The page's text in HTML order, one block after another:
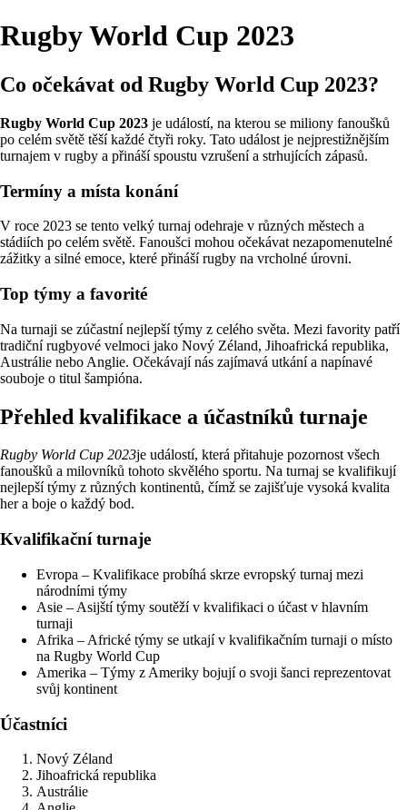
Rugby World Cup 2023
Co očekávat od Rugby World Cup 2023?
Rugby World Cup 2023 je událostí, na kterou se miliony fanoušků
po celém světě těší každé čtyři roky. Tato událost je nejprestižnějším
turnajem v rugby a přináší spoustu vzrušení a strhujících zápasů.
Termíny a místa konání
V roce 2023 se tento velký turnaj odehraje v různých městech a
stádiích po celém světě. Fanoušci mohou očekávat nezapomenutelné
zážitky a silné emoce, které přináší rugby na vrcholné úrovni.
Top týmy a favorité
Na turnaji se zúčastní nejlepší týmy z celého světa. Mezi favority patří
tradiční rugbyové velmoci jako Nový Zéland, Jihoafrická republika,
Austrálie nebo Anglie. Očekávají nás zajímavá utkání a napínavé
souboje o titul šampióna.
Přehled kvalifikace a účastníků turnaje
Rugby World Cup 2023je událostí, která přitahuje pozornost všech
fanoušků a milovníků tohoto skvělého sportu. Na turnaj se kvalifikují
nejlepší týmy z různých kontinentů, čímž se zajišťuje vysoká kvalita
her a boje o každý bod.
Kvalifikační turnaje
Evropa – Kvalifikace probíhá skrze evropský turnaj mezi
národními týmy
Asie – Asijští týmy soutěží v kvalifikaci o účast v hlavním
turnaji
Afrika – Africké týmy se utkají v kvalifikačním turnaji o místo
na Rugby World Cup
Amerika – Týmy z Ameriky bojují o svoji šanci reprezentovat
svůj kontinent
Účastníci
Nový Zéland
Jihoafrická republika
Austrálie